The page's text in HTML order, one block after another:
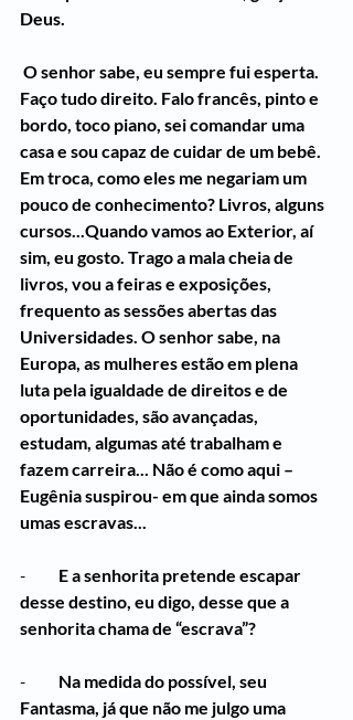
Deus.
O senhor sabe, eu sempre fui esperta.
Faço tudo direito. Falo francês, pinto e
bordo, toco piano, sei comandar uma
casa e sou capaz de cuidar de um bebê.
Em troca, como eles me negariam um
pouco de conhecimento? Livros, alguns
cursos...Quando vamos ao Exterior, aí
sim, eu gosto. Trago a mala cheia de
livros, vou a feiras e exposições,
frequento as sessões abertas das
Universidades. O senhor sabe, na
Europa, as mulheres estão em plena
luta pela igualdade de direitos e de
oportunidades, são avançadas,
estudam, algumas até trabalham e
fazem carreira... Não é como aqui –
Eugênia suspirou- em que ainda somos
umas escravas...
- E a senhorita pretende escapar
desse destino, eu digo, desse que a
senhorita chama de “escrava”?
- Na medida do possível, seu
Fantasma, já que não me julgo uma